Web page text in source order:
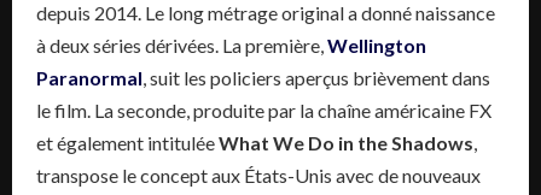
depuis 2014. Le long métrage original a donné naissance
à deux séries dérivées. La première,Wellington
Paranormal, suit les policiers aperçus brièvement dans
le film. La seconde, produite par la chaîne américaine FX
et également intituléeWhat We Do in the Shadows,
transpose le concept aux États-Unis avec de nouveaux